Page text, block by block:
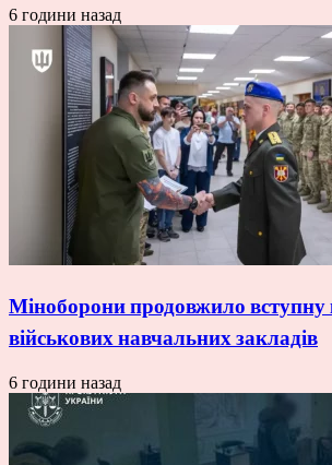
6 години назад
Міноборони продовжило
військових навчальних закладів
6 години назад